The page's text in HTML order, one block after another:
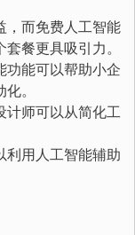
，而免费人工智能
餐更具吸引力。
功能可以帮助小企
。
计师可以从简化工
利用人工智能辅助